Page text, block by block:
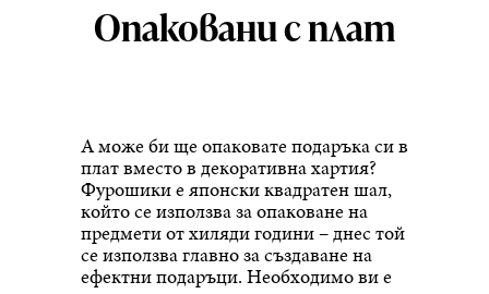
Опаковани с плат
А може би ще опаковате подаръка си в
плат вместо в декоративна хартия?
Фурошики е японски квадратен шал,
който се използва за опаковане на
предмети от хиляди години – днес той
се използва главно за създаване на
ефектни подаръци. Необходимо ви е